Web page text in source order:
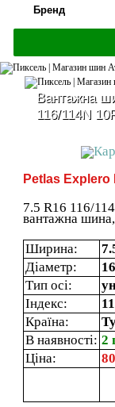
Бренд
Вантажна
116/114N
Petlas Explero
7.5 R16 116/
вантажна
Ширина:
Діаметр:
16
Тип осі:
Індекс:
Країна:
В наявності: 2
Ціна: